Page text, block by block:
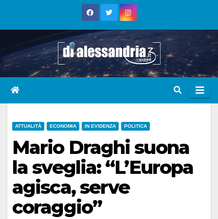
ATTUALITÀ ECONOMIA IN EVIDENZA POLITICA
Mario Draghi suona
la sveglia: “L’Europa
agisca, serve
coraggio”